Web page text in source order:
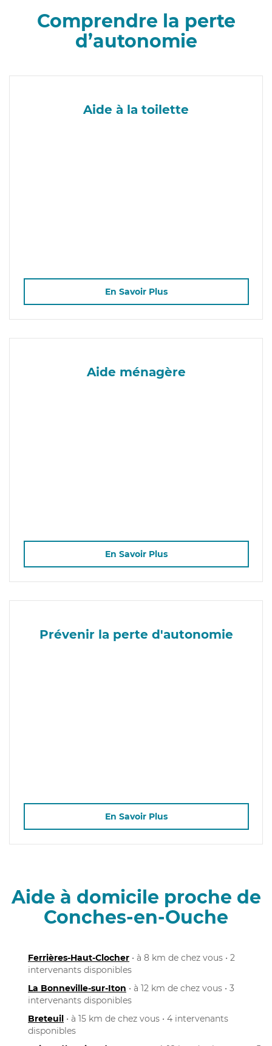
Comprendre la perte
d’autonomie
Aide à la toilette
En Savoir Plus
Aide ménagère
En Savoir Plus
Prévenir la perte d'autonomie
En Savoir Plus
Aide à domicile proche de
Conches-en-Ouche
Ferrières-Haut-Clocher • à 8 km de chez vous • 2
intervenants disponibles
La Bonneville-sur-Iton • à 12 km de chez vous • 3
intervenants disponibles
Breteuil • à 15 km de chez vous • 4 intervenants
disponibles